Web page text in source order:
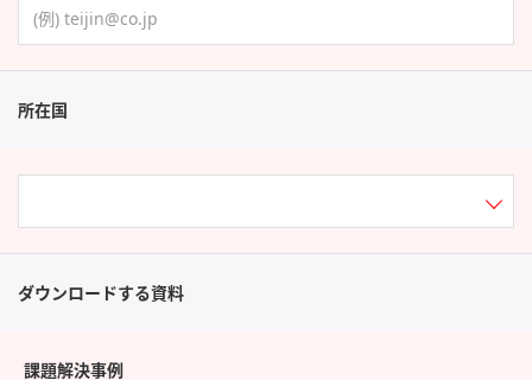
所在国
ダウンロードする資料
課題解決事例